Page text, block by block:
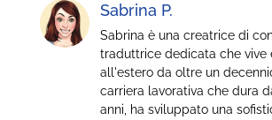
Sabrina P.
Sabrina è una creatrice di
traduttrice dedicata che vive
all'estero da oltre un
carriera lavorativa che dura
anni, ha sviluppato una